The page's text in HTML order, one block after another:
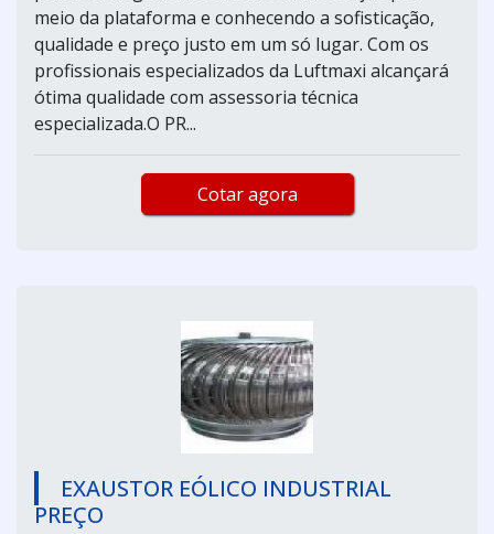
meio da plataforma e conhecendo a sofisticação,
qualidade e preço justo em um só lugar. Com os
profissionais especializados da Luftmaxi alcançará
ótima qualidade com assessoria técnica
especializada.O PR...
Cotar agora
EXAUSTOR EÓLICO INDUSTRIAL
PREÇO